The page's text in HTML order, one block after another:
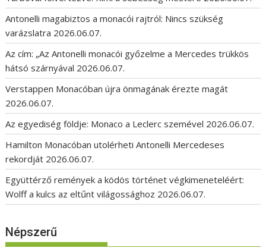
Antonelli magabiztos a monacói rajtról: Nincs szükség
varázslatra 2026.06.07.
Az cím: „Az Antonelli monacói győzelme a Mercedes trükkös
hátsó szárnyával 2026.06.07.
Verstappen Monacóban újra önmagának érezte magát
2026.06.07.
Az egyediség földje: Monaco a Leclerc szemével 2026.06.07.
Hamilton Monacóban utolérheti Antonelli Mercedeses
rekordját 2026.06.07.
Együttérző remények a ködös történet végkimeneteléért:
Wolff a kulcs az eltűnt világossághoz 2026.06.07.
Népszerű